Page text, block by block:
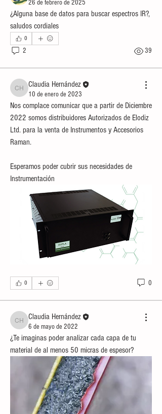
26 de febrero de 2025
¿Alguna base de datos para buscar espectros IR?,
saludos cordiales
0
2 39
Claudia Hernández
Claudia Hernández
10 de enero de 2023
Nos complace comunicar que a partir de Diciembre
2022 somos distribuidores Autorizados de Elodiz
Ltd. para la venta de Instrumentos y Accesorios
Raman.
Esperamos poder cubrir sus necesidades de
Instrumentación
0 0
Claudia Hernández
Claudia Hernández
6 de mayo de 2022
¿Te imaginas poder analizar cada capa de tu
material de al menos 50 micras de espesor?